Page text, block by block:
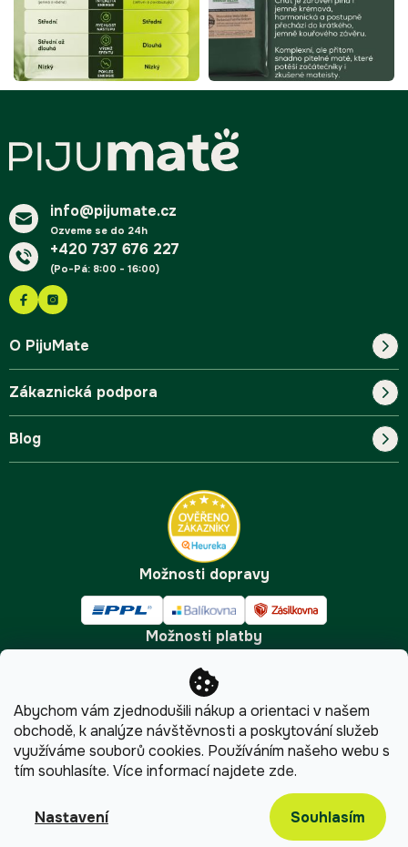
Abychom vám zjednodušili nákup a orientaci v našem
obchodě, k analýze návštěvnosti a poskytování služeb
využíváme souborů cookies. Používáním našeho webu s
tím souhlasíte. Více informací najdete zde.
Nastavení Souhlasím
p
info@pijumate.cz
Ozveme se do 24h
+420 737 676 227
(Po-Pá: 8:00 - 16:00)
O PijuMate
Náš příběh
Zákaznická podpora
Kontakt
Blog
Možnosti dopravy
Možnosti platby
mime digital
Copyright 2026Pijumate.cz. Všechna práva vyhrazena.
Upravit nastavení cookies